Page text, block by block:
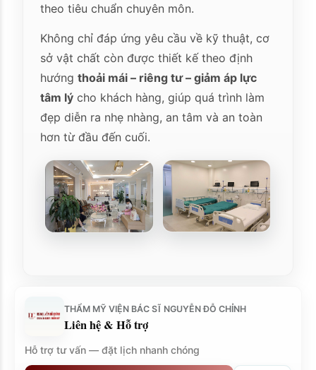
theo tiêu chuẩn chuyên môn.
Không chỉ đáp ứng yêu cầu về kỹ thuật, cơ
sở vật chất còn được thiết kế theo định
hướngthoải mái – riêng tư – giảm áp lực
tâm lý cho khách hàng, giúp quá trình làm
đẹp diễn ra nhẹ nhàng, an tâm và an toàn
hơn từ đầu đến cuối.
THẨM MỸ VIỆN BÁC SĨ NGUYỄN ĐỖ CHỈNH
Liên hệ & Hỗ trợ
Hỗ trợ tư vấn — đặt lịch nhanh chóng